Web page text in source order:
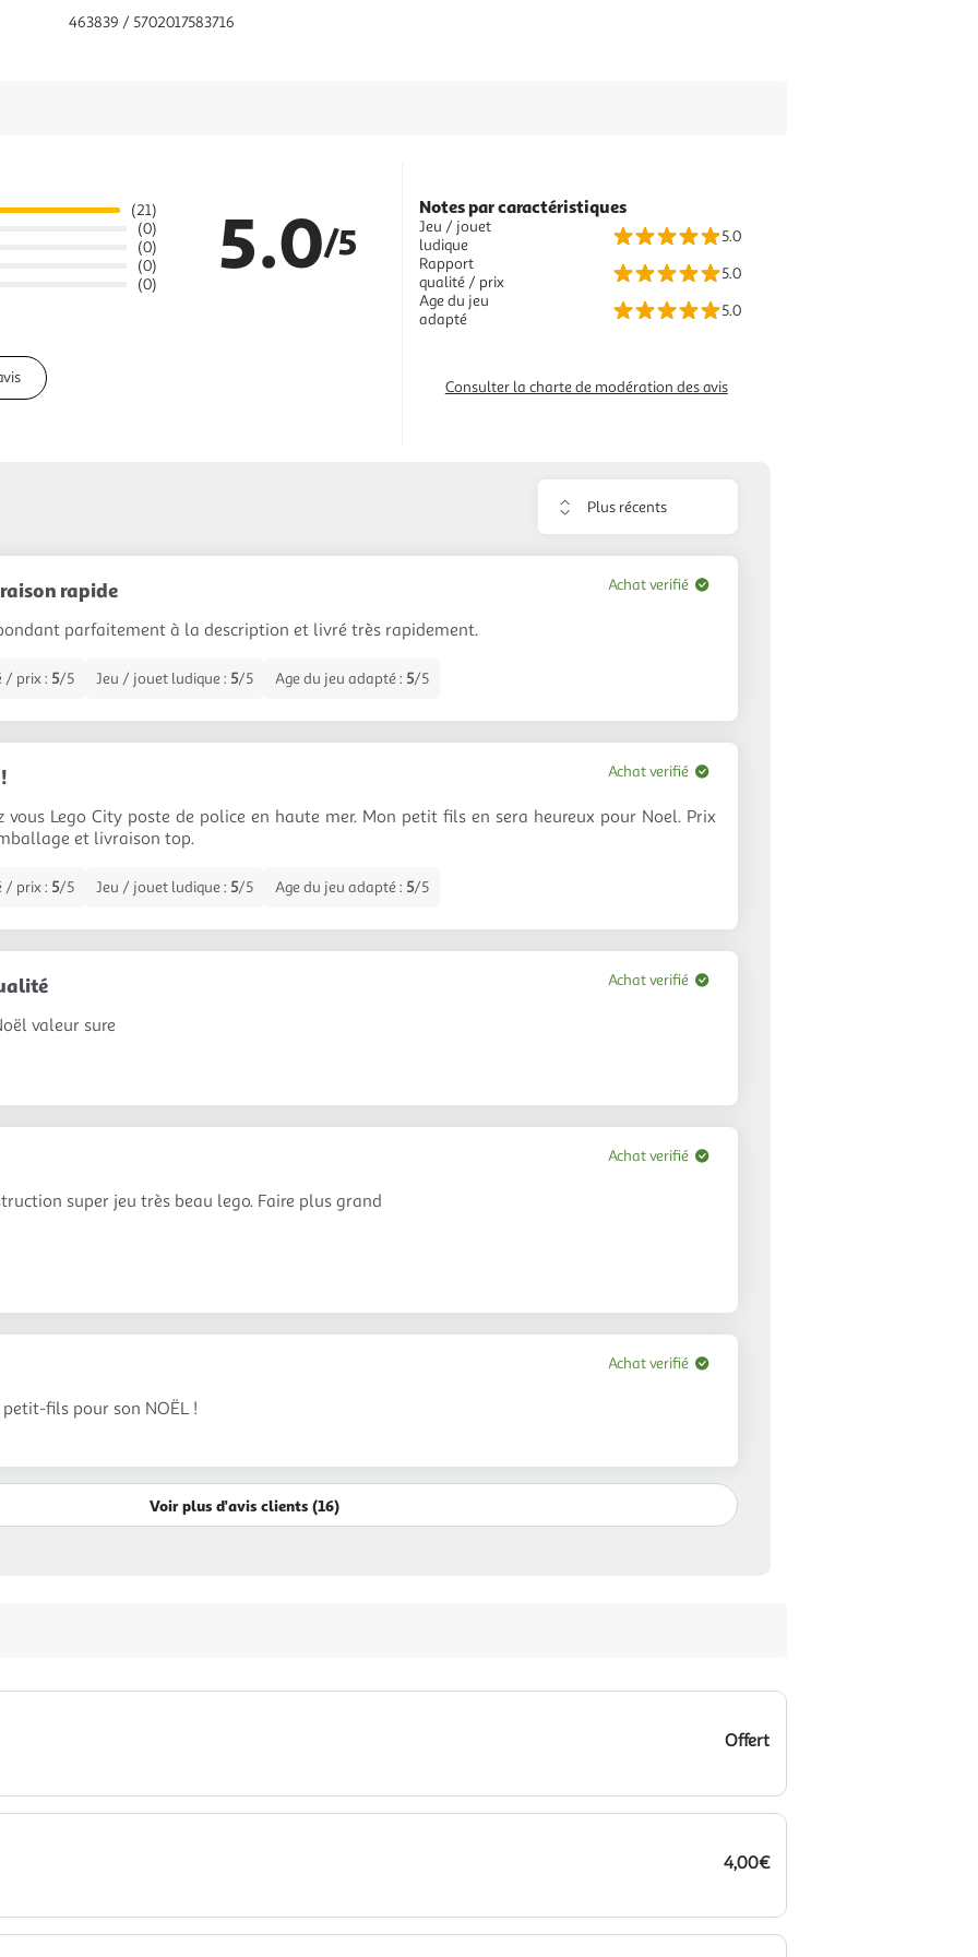
463839 / 5702017583716
(21)
(0)
(0)
(0)
(0)
5.0/5
Notes par caractéristiques
Jeu / jouet
ludique
5.0
Rapport
qualité / prix
5.0
Age du jeu
adapté
5.0
Consulter la charte de modération des avis
Trier
avis
rapide
parfaitement à la description et livré très rapidement.
/ prix : 5/5 Jeu / jouet ludique : 5/5 Age du jeu adapté : 5/5
Achat verifié
vous Lego City poste de police en haute mer. Mon petit fils en sera heureux pour Noel. Prix
et livraison top.
/ prix : 5/5 Jeu / jouet ludique : 5/5 Age du jeu adapté : 5/5
Achat verifié
valeur sure
Achat verifié
super jeu très beau lego. Faire plus grand
Achat verifié
fils pour son NOËL !
Achat verifié
Voir plus d'avis clients (16)
Offert
4,00€